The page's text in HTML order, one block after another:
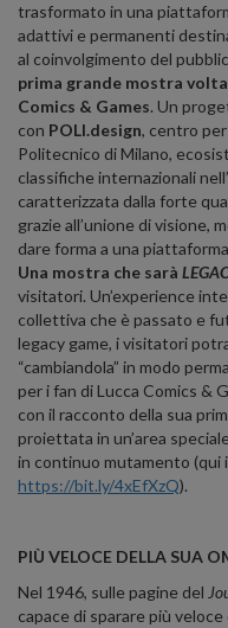
trasformato in una
adattivi e permanenti
al coinvolgimento del
prima grande mostra
Comics & Games. Un
con POLI.design, centro
Politecnico di Milano,
classifiche internazionali
caratterizzata dalla forte
grazie all’unione di visione,
dare forma a una
Una mostra che sarà
visitatori. Un’experience
collettiva che è passato e
legacy game, i visitatori
“cambiandola” in modo
per i fan di Lucca Comics &
con il racconto della sua
proiettata in un’area
in continuo mutamento (qui
https://bit.ly/4xEfXzQ).
PIÙ VELOCE DELLA SUA
Nel 1946, sulle pagine del
capace di sparare più